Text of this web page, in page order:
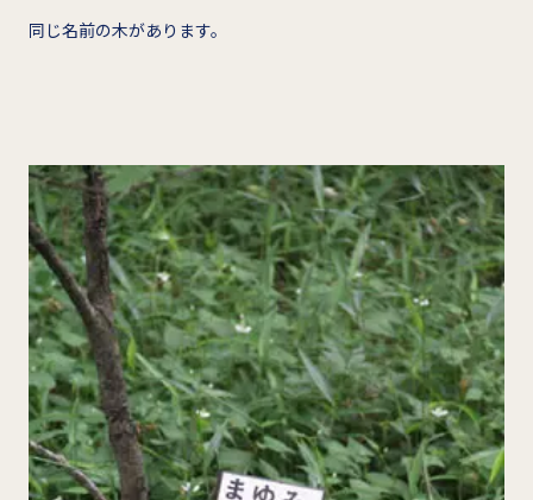
同じ名前の木があります。